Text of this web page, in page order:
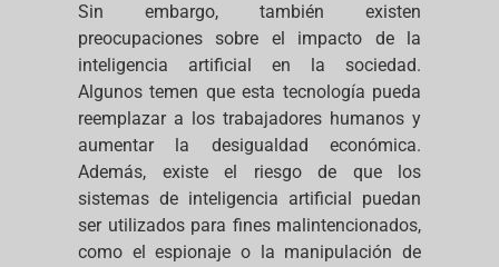
Sin embargo, también existen
preocupaciones sobre el impacto de la
inteligencia artificial en la sociedad.
Algunos temen que esta tecnología pueda
reemplazar a los trabajadores humanos y
aumentar la desigualdad económica.
Además, existe el riesgo de que los
sistemas de inteligencia artificial puedan
ser utilizados para fines malintencionados,
como el espionaje o la manipulación de